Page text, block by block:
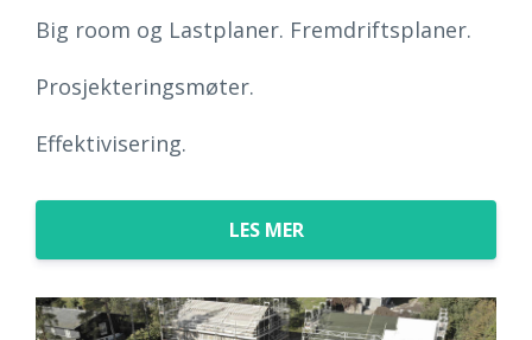
Big room og Lastplaner. Fremdriftsplaner.
Prosjekteringsmøter.
Effektivisering.
LES MER